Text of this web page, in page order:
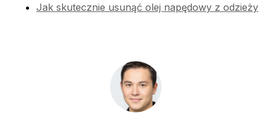
Jak skutecznie usunąć olej napędowy z odzieży